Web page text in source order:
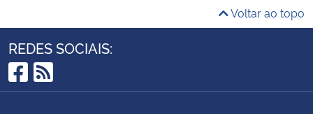
Voltar ao topo
REDES SOCIAIS:
Facebook
RSS